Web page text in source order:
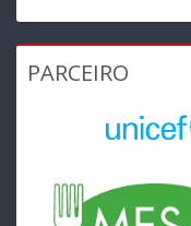
PARCEIRO